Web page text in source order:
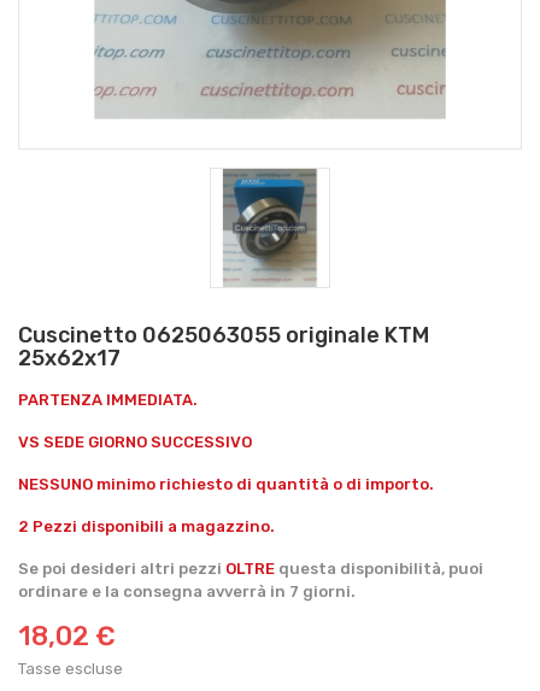
Cuscinetto 0625063055 originale KTM
25x62x17
PARTENZA IMMEDIATA.
VS SEDE GIORNO SUCCESSIVO
NESSUNO minimo richiesto di quantità o di importo.
2 Pezzi disponibili a magazzino.
Se poi desideri altri pezzi OLTRE questa disponibilità, puoi
ordinare e la consegna avverrà in 7 giorni.
18,02 €
Tasse escluse